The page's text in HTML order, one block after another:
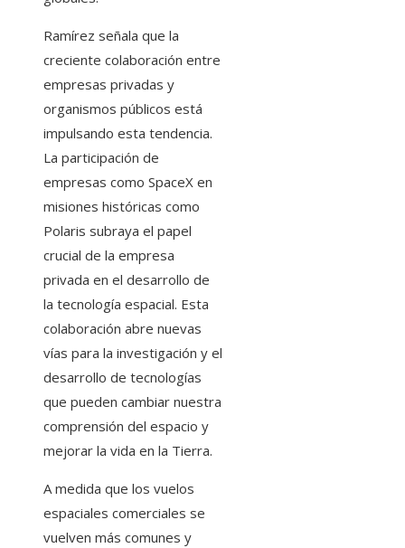
Ramírez señala que la
creciente colaboración entre
empresas privadas y
organismos públicos está
impulsando esta tendencia.
La participación de
empresas como SpaceX en
misiones históricas como
Polaris subraya el papel
crucial de la empresa
privada en el desarrollo de
la tecnología espacial. Esta
colaboración abre nuevas
vías para la investigación y el
desarrollo de tecnologías
que pueden cambiar nuestra
comprensión del espacio y
mejorar la vida en la Tierra.
A medida que los vuelos
espaciales comerciales se
vuelven más comunes y